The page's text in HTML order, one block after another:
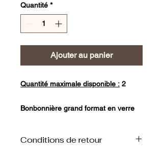
Quantité *
Ajouter au panier
Quantité maximale disponible : 2
Bonbonnière grand format en verre
Fournis sans bonbons.
Conditions de retour